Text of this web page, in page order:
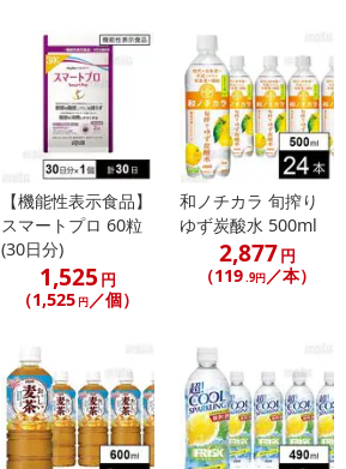
【機能性表示食品】
スマートプロ 60粒
(30日分)
1,525 円
（1,525 円／個）
和ノチカラ 旬搾り
ゆず炭酸水 500ml
2,877円
（119.9円／本）